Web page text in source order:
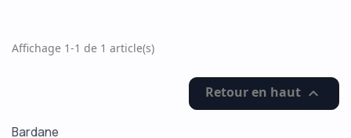
Affichage 1-1 de 1 article(s)
Retour en haut 
Bardane